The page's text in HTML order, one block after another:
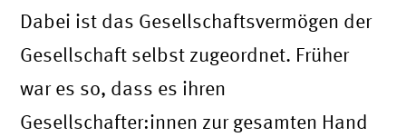
Dabei ist das Gesellschaftsvermögen der
Gesellschaft selbst zugeordnet. Früher
war es so, dass es ihren
Gesellschafter:innen zur gesamten Hand